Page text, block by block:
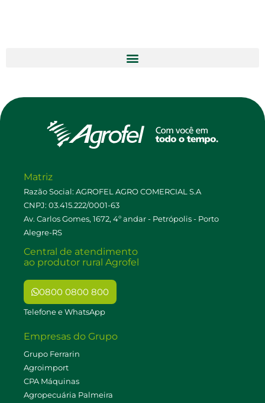
Matriz
Razão Social: AGROFEL AGRO COMERCIAL S.A
CNPJ: 03.415.222/0001-63
Av. Carlos Gomes, 1672, 4º andar - Petrópolis - Porto
Alegre-RS
Central de atendimento
ao produtor rural Agrofel
0800 0800 800
Telefone e WhatsApp
Empresas do Grupo
Grupo Ferrarin
Agroimport
CPA Máquinas
Agropecuária Palmeira